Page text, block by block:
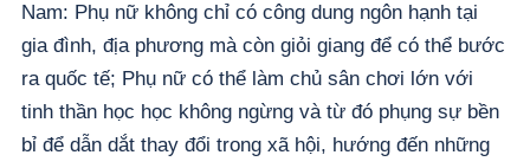
Nam: Phụ nữ không chỉ có công dung ngôn hạnh tại
gia đình, địa phương mà còn giỏi giang để có thể bước
ra quốc tế; Phụ nữ có thể làm chủ sân chơi lớn với
tinh thần học học không ngừng và từ đó phụng sự bền
bỉ để dẫn dắt thay đổi trong xã hội, hướng đến những